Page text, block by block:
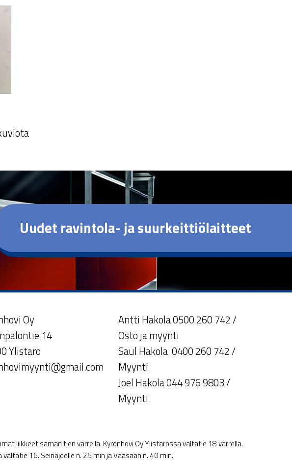
Uudet ravintola- ja suurkeittiölaitteet
Oy
14
Ylistaro
Antti Hakola 0500 260 742 /
Osto ja myynti
Saul Hakola 0400 260 742 /
Myynti
Joel Hakola 044 976 9803 /
Myynti
liikkeet saman tien varrella. Kyrönhovi Oy Ylistarossa valtatie 18 varrella.
valtatie 16. Seinäjoelle n. 25 min ja Vaasaan n. 40 min.